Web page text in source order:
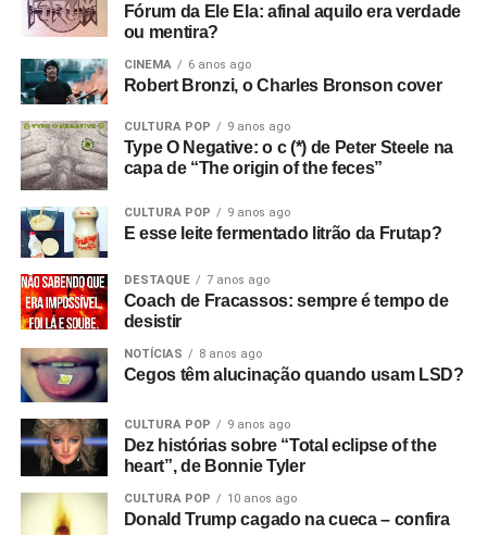
Fórum da Ele Ela: afinal aquilo era verdade
ou mentira?
CINEMA 6 anos ago
Robert Bronzi, o Charles Bronson cover
CULTURA POP 9 anos ago
Type O Negative: o c (*) de Peter Steele na
capa de “The origin of the feces”
CULTURA POP 9 anos ago
E esse leite fermentado litrão da Frutap?
DESTAQUE 7 anos ago
Coach de Fracassos: sempre é tempo de
desistir
NOTÍCIAS 8 anos ago
Cegos têm alucinação quando usam LSD?
CULTURA POP 9 anos ago
Dez histórias sobre “Total eclipse of the
heart”, de Bonnie Tyler
CULTURA POP 10 anos ago
Donald Trump cagado na cueca – confira